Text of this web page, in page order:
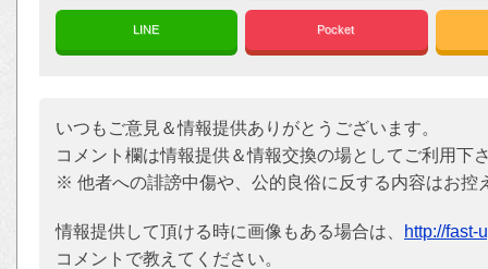
LINE Pocket
いつもご意見＆情報提供ありがとうございます。
コメント欄は情報提供＆情報交換の場としてご利用下
※ 他者への誹謗中傷や、公的良俗に反する内容はお控
情報提供して頂ける時に画像もある場合は、
http://fast-
コメントで教えてください。